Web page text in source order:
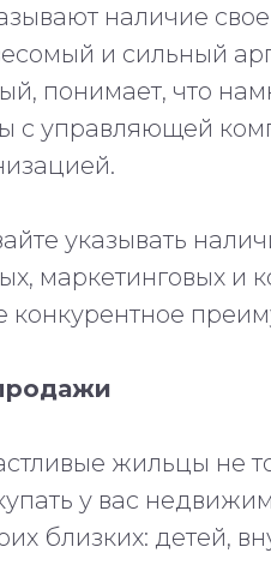
наличие
и сильный
понимает, что
с управляющей
указывать
маркетинговых и
жильцы не
у вас
близких: детей,